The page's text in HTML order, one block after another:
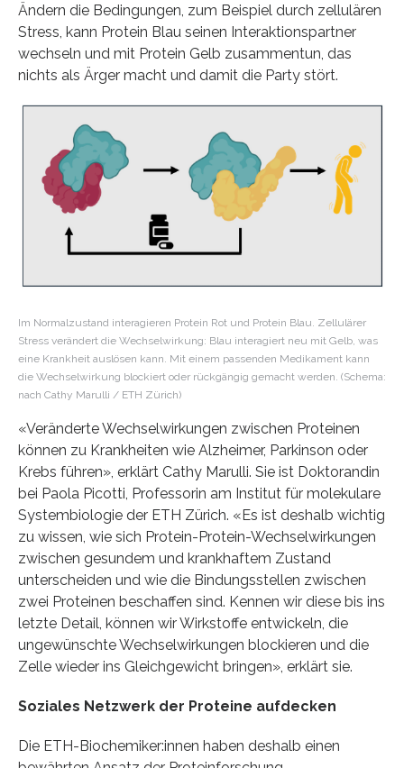
Ändern die Bedingungen, zum Beispiel durch zellulären
Stress, kann Protein Blau seinen Interaktionspartner
wechseln und mit Protein Gelb zusammentun, das
nichts als Ärger macht und damit die Party stört.
Im Normalzustand interagieren Protein Rot und Protein Blau. Zellulärer
Stress verändert die Wechselwirkung: Blau interagiert neu mit Gelb, was
eine Krankheit auslösen kann. Mit einem passenden Medikament kann
die Wechselwirkung blockiert oder rückgängig gemacht werden. (Schema:
nach Cathy Marulli / ETH Zürich)
«Veränderte Wechselwirkungen zwischen Proteinen
können zu Krankheiten wie Alzheimer, Parkinson oder
Krebs führen», erklärt Cathy Marulli. Sie ist Doktorandin
bei Paola Picotti, Professorin am Institut für molekulare
Systembiologie der ETH Zürich. «Es ist deshalb wichtig
zu wissen, wie sich Protein-Protein-Wechselwirkungen
zwischen gesundem und krankhaftem Zustand
unterscheiden und wie die Bindungsstellen zwischen
zwei Proteinen beschaffen sind. Kennen wir diese bis ins
letzte Detail, können wir Wirkstoffe entwickeln, die
ungewünschte Wechselwirkungen blockieren und die
Zelle wieder ins Gleichgewicht bringen», erklärt sie.
Soziales Netzwerk der Proteine aufdecken
Die ETH-Biochemiker:innen haben deshalb einen